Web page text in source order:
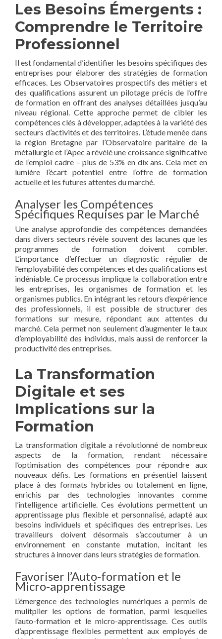
Les Besoins Émergents :
Comprendre le Territoire
Professionnel
Il est fondamental d’identifier les besoins spécifiques des
entreprises pour élaborer des stratégies de formation
efficaces. Les Observatoires prospectifs des métiers et
des qualifications assurent un pilotage précis de l’offre
de formation en offrant des analyses détaillées jusqu’au
niveau régional. Cette approche permet de cibler les
compétences clés à développer, adaptées à la variété des
secteurs d’activités et des territoires. L’étude menée dans
la région Bretagne par l’Observatoire paritaire de la
métallurgie et l’Apec a révélé une croissance significative
de l’emploi cadre – plus de 53% en dix ans. Cela met en
lumière l’écart potentiel entre l’offre de formation
actuelle et les futures attentes du marché.
Analyser les Compétences
Spécifiques Requises par le Marché
Une analyse approfondie des compétences demandées
dans divers secteurs révèle souvent des lacunes que les
programmes de formation doivent combler.
L’importance d’effectuer un diagnostic régulier de
l’employabilité des compétences et des qualifications est
indéniable. Ce processus implique la collaboration entre
les entreprises, les organismes de formation et les
organismes publics. En intégrant les retours d’expérience
des professionnels, il est possible de structurer des
formations sur mesure, répondant aux attentes du
marché. Cela permet non seulement d’augmenter le taux
d’employabilité des individus, mais aussi de renforcer la
productivité des entreprises.
La Transformation
Digitale et ses
Implications sur la
Formation
La transformation digitale a révolutionné de nombreux
aspects de la formation, rendant nécessaire
l’optimisation des compétences pour répondre aux
nouveaux défis. Les formations en présentiel laissent
place à des formats hybrides ou totalement en ligne,
enrichis par des technologies innovantes comme
l’intelligence artificielle. Ces évolutions permettent un
apprentissage plus flexible et personnalisé, adapté aux
besoins individuels et spécifiques des entreprises. Les
travailleurs doivent désormais s’accoutumer à un
environnement en constante mutation, incitant les
structures à innover dans leurs stratégies de formation.
Favoriser l’Auto-formation et le
Micro-apprentissage
L’émergence des technologies numériques a permis de
mulitplier les options de formation, parmi lesquelles
l’auto-formation et le micro-apprentissage. Ces outils
d’apprentissage flexibles permettent aux employés de